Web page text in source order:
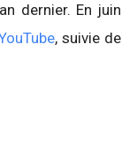
dernier. En juin
, suivie de